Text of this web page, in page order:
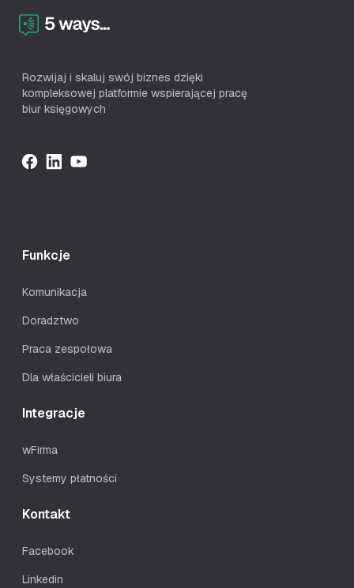
Rozwijaj i skaluj swój biznes dzięki
kompleksowej platformie wspierającej pracę
biur księgowych
Funkcje
Komunikacja
Doradztwo
Praca zespołowa
Dla właścicieli biura
Integracje
wFirma
Systemy płatności
Kontakt
Facebook
Linkedin